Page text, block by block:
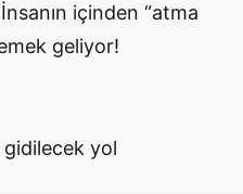
içinden “atma
geliyor!
yol